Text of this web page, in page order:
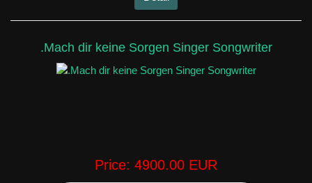
.Mach dir keine Sorgen Singer Songwriter
Price: 4900.00 EUR